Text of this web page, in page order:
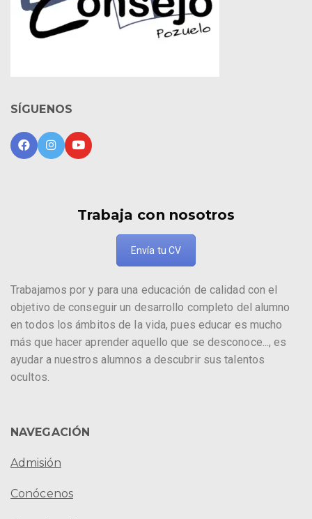
SÍGUENOS
Trabaja con nosotros
Envía tu CV
Trabajamos por y para una educación de calidad con el
objetivo de conseguir un desarrollo completo del alumno
en todos los ámbitos de la vida, pues educar es mucho
más que hacer aprender aquello que se desconoce..., es
ayudar a nuestros alumnos a descubrir sus talentos
ocultos.
NAVEGACIÓN
Admisión
Conócenos